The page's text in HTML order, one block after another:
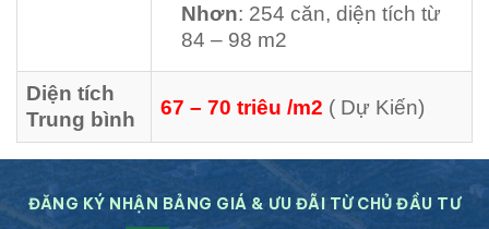
Nhơn: 254 căn, diện tích từ
84 – 98 m2
Diện tích
Trung bình
67 – 70 triêu /m2 ( Dự Kiến)
ĐĂNG KÝ NHẬN BẢNG GIÁ & ƯU ĐÃI TỪ CHỦ ĐẦU TƯ